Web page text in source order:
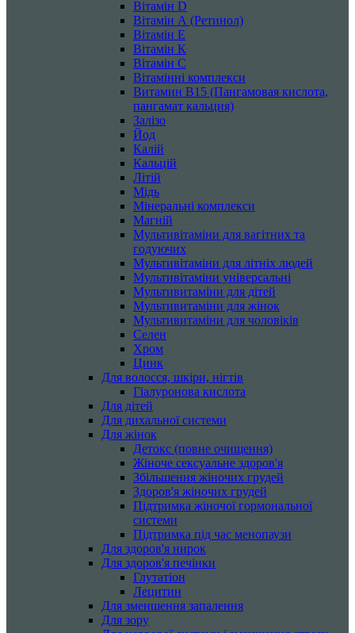
Вітамін D
Вітамін А (Ретинол)
Вітамін Е
Вітамін К
Вітамін С
Вітамінні комплекси
Витамин B15 (Пангамовая кислота,
пангамат кальция)
Залізо
Йод
Калій
Кальцій
Літій
Мідь
Мінеральні комплекси
Магній
Мультивітаміни для вагітних та
годуючих
Мультивітаміни для літніх людей
Мультивітаміни універсальні
Мультивитаміни для дітей
Мультивитаміни для жінок
Мультивитаміни для чоловіків
Селен
Хром
Цинк
Для волосся, шкіри, нігтів
Гіалуронова кислота
Для дітей
Для дихальної системи
Для жінок
Детокс (повне очищення)
Жіноче сексуальне здоров'я
Збільшення жіночих грудей
Здоров'я жіночих грудей
Підтримка жіночої гормональної
системи
Підтримка під час менопаузи
Для здоров'я нирок
Для здоров'я печінки
Глутатіон
Лецитин
Для зменшення запалення
Для зору